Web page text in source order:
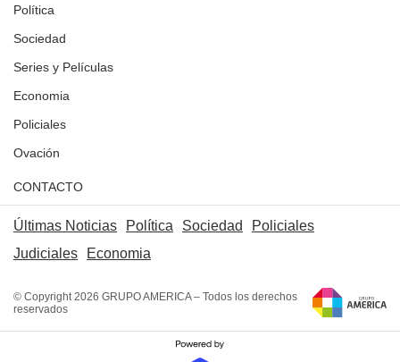
Política
Sociedad
Series y Películas
Economia
Policiales
Ovación
CONTACTO
Últimas Noticias Política Sociedad
Policiales
Judiciales
Economia
© Copyright 2026 GRUPO AMERICA – Todos los derechos
reservados